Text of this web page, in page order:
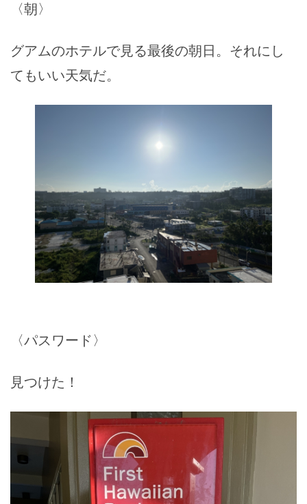
〈朝〉
グアムのホテルで見る最後の朝日。それにし
てもいい天気だ。
〈パスワード〉
見つけた！